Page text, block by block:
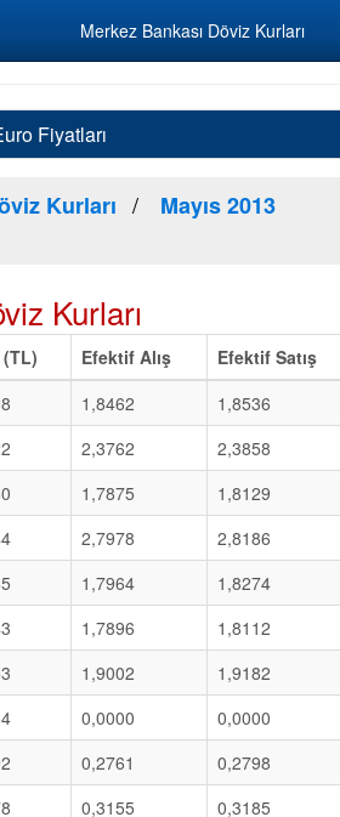
Merkez Bankası Döviz Kurları
Fiyatları
Kurları
Mayıs 2013
Kurları
(TL) Efektif Alış
Efektif Satış
1,8462
1,8536
2,3762
2,3858
1,7875
1,8129
2,7978
2,8186
1,7964
1,8274
1,7896
1,8112
1,9002
1,9182
0,0000
0,0000
0,2761
0,2798
0,3155
0,3185